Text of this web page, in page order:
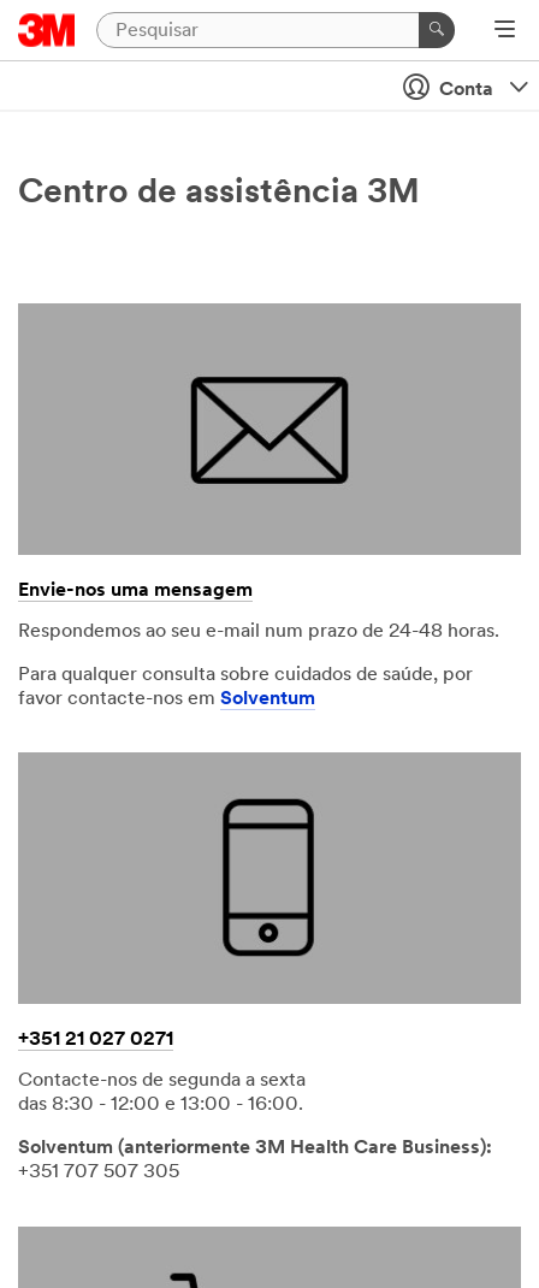
Conta
Centro de assistência 3M
Envie-nos uma mensagem
Respondemos ao seu e-mail num prazo de 24-48 horas.
Para qualquer consulta sobre cuidados de saúde, por
favor contacte-nos em Solventum
+351 21 027 0271
Contacte-nos de segunda a sexta
das 8:30 - 12:00 e 13:00 - 16:00.
Solventum (anteriormente 3M Health Care Business):
+351 707 507 305